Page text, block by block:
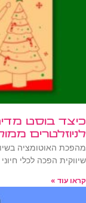
כיצד בוסט
לניוזלטרים
מהפכת האוטומציה
שיווקית הפכה לכלי חיוני
קראו עוד »